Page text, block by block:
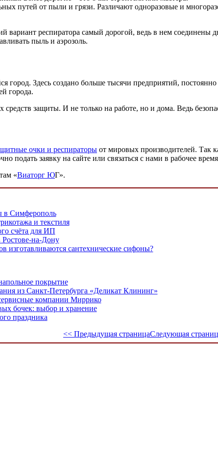
путей от пыли и грязи. Различают одноразовые и
вариант респиратора самый дорогой, ведь в нем соединены
пыль и аэрозоль.
город. Здесь создано больше тысячи предприятий,
города.
защиты. И не только на работе, но и дома. Ведь
очки и респираторы от мировых производителей. Так
подать заявку на сайте или связаться с нами в рабочее
«Виаторг ЮГ».
в Симферополь
и текстиля
счёта для ИП
на-Дону
изготавливаются сантехнические сифоны?
покрытие
из Санкт-Петербурга «Деликат Клининг»
компании Миррико
бочек: выбор и хранение
праздника
<< Предыдущая страницаСледующая